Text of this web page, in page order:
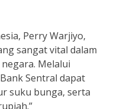
Perry Warjiyo,
sangat vital dalam
Melalui
Sentral dapat
suku bunga, serta